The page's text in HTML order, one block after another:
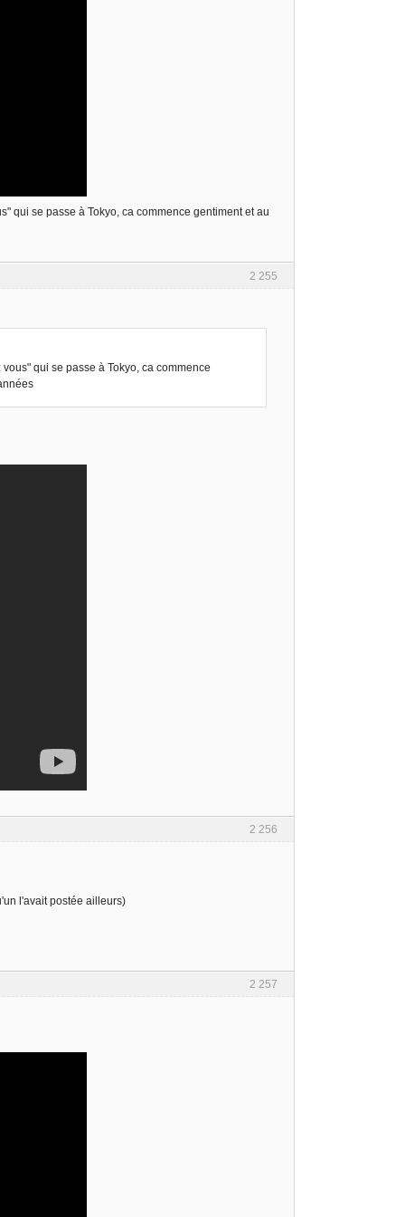
qui se passe à Tokyo, ca commence gentiment et au
2 255
qui se passe à Tokyo, ca commence
2 256
l'avait postée ailleurs)
2 257